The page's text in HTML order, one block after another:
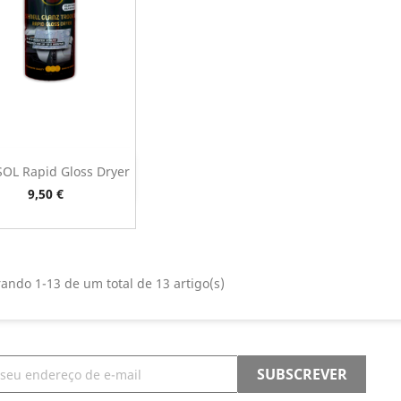
Rapid Gloss Dryer
Preço
9,50 €
Vista rápida
1-13 de um total de 13 artigo(s)